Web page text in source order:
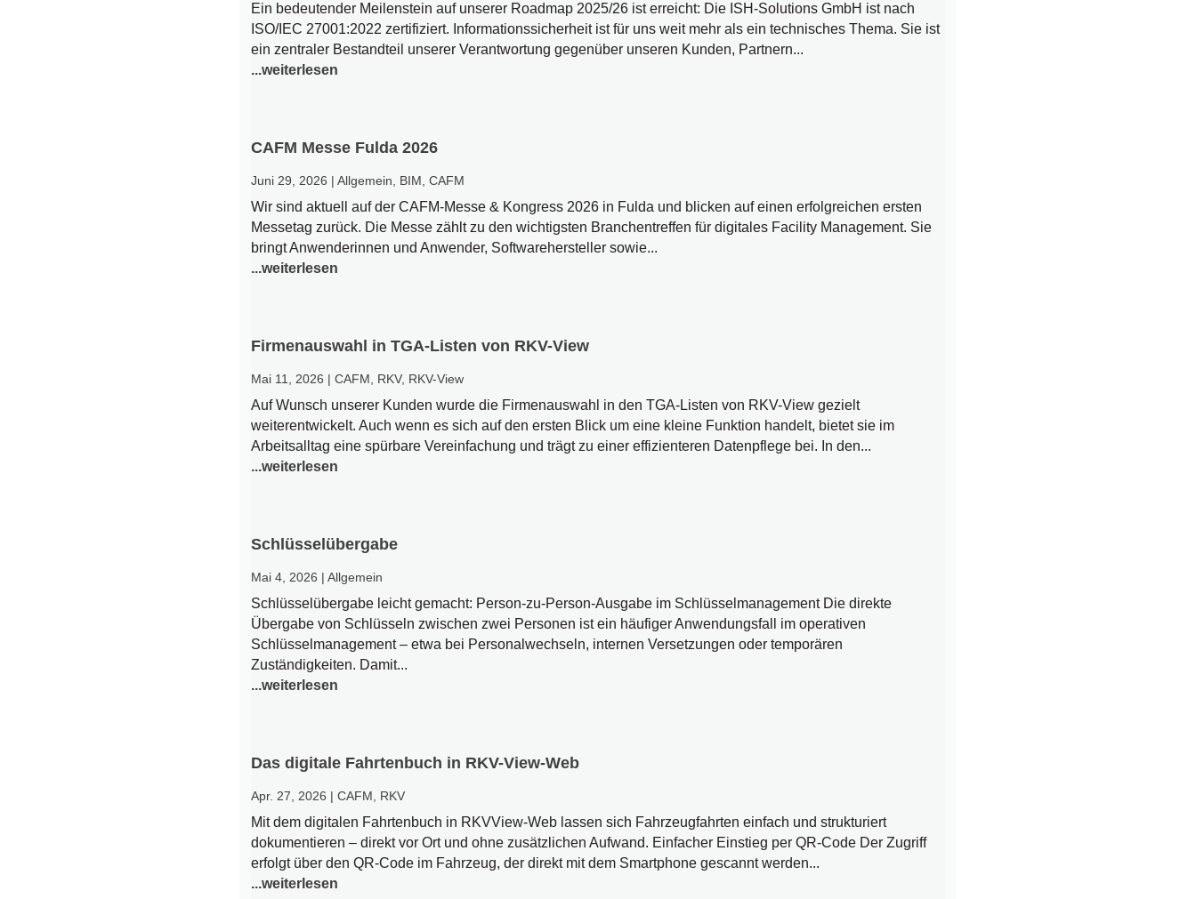
Ein bedeutender Meilenstein auf unserer Roadmap 2025/26 ist erreicht: Die ISH-Solutions GmbH ist nach
ISO/IEC 27001:2022 zertifiziert. Informationssicherheit ist für uns weit mehr als ein technisches Thema. Sie ist
ein zentraler Bestandteil unserer Verantwortung gegenüber unseren Kunden, Partnern...
...weiterlesen
CAFM Messe Fulda 2026
Juni 29, 2026 |Allgemein, BIM,CAFM
Wir sind aktuell auf der CAFM-Messe & Kongress 2026 in Fulda und blicken auf einen erfolgreichen ersten
Messetag zurück. Die Messe zählt zu den wichtigsten Branchentreffen für digitales Facility Management. Sie
bringt Anwenderinnen und Anwender, Softwarehersteller sowie...
...weiterlesen
Firmenauswahl in TGA-Listen von RKV-View
Mai 11, 2026 |CAFM, RKV, RKV-View
Auf Wunsch unserer Kunden wurde die Firmenauswahl in den TGA-Listen von RKV-View gezielt
weiterentwickelt. Auch wenn es sich auf den ersten Blick um eine kleine Funktion handelt, bietet sie im
Arbeitsalltag eine spürbare Vereinfachung und trägt zu einer effizienteren Datenpflege bei. In den...
...weiterlesen
Schlüsselübergabe
Mai 4, 2026 |Allgemein
Schlüsselübergabe leicht gemacht: Person-zu-Person-Ausgabe im Schlüsselmanagement Die direkte
Übergabe von Schlüsseln zwischen zwei Personen ist ein häufiger Anwendungsfall im operativen
Schlüsselmanagement – etwa bei Personalwechseln, internen Versetzungen oder temporären
Zuständigkeiten. Damit...
...weiterlesen
Das digitale Fahrtenbuch in RKV-View-Web
Apr. 27, 2026 |CAFM, RKV
Mit dem digitalen Fahrtenbuch in RKVView-Web lassen sich Fahrzeugfahrten einfach und strukturiert
dokumentieren – direkt vor Ort und ohne zusätzlichen Aufwand. Einfacher Einstieg per QR-Code Der Zugriff
erfolgt über den QR-Code im Fahrzeug, der direkt mit dem Smartphone gescannt werden...
...weiterlesen